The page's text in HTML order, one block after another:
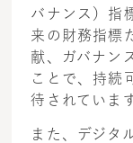
バナンス）指
来の財務指標
献、ガバナン
ことで、持続
待されています
また、デジタ